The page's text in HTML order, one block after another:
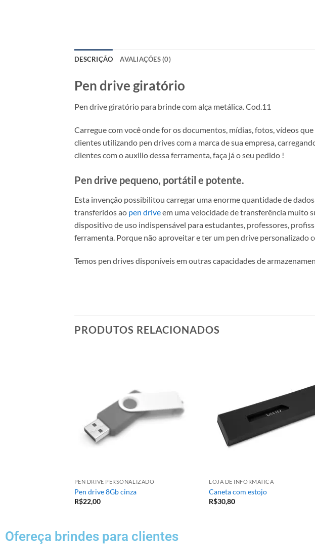
DESCRIÇÃO AVALIAÇÕES (0)
Pen drive giratório
Pen drive giratório para brinde com alça metálica. Cod.11
Carregue com você onde for os documentos, mídias, fotos, vídeos
clientes utilizando pen drives com a marca de sua empresa,
clientes com o auxilio dessa ferramenta, faça já o seu pedido !
Pen drive pequeno, portátil e potente.
Esta invenção possibilitou carregar uma enorme quantidade de
transferidos ao pen driveem uma velocidade de transferência muito
dispositivo de uso indispensável para estudantes, professores,
ferramenta. Porque não aproveitar e ter um pen drive personalizado
Temos pen drives disponíveis em outras capacidades de
PRODUTOS RELACIONADOS
PEN DRIVE PERSONALIZADO
Pen drive 8Gb cinza
R$22,00
LOJA DE INFORMÁTICA
Caneta com estojo
R$30,80
Ofereça brindes para clientes